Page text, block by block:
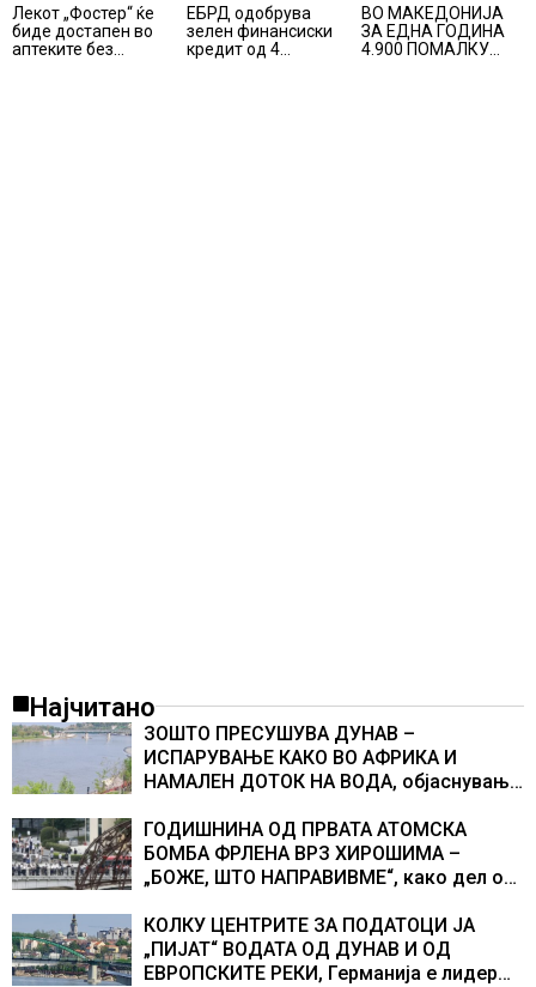
Лекот „Фостер“ ќе
биде достапен во
аптеките без
ЕБРД одобрува
зелен финансиски
кредит од 4
ВО МАКЕДОНИЈА
ЗА ЕДНА ГОДИНА
4.900 ПОМАЛКУ
Најчитано
ЗОШТО ПРЕСУШУВА ДУНАВ –
ИСПАРУВАЊЕ КАКО ВО АФРИКА И
НАМАЛЕН ДОТОК НА ВОДА, објаснување
ГОДИШНИНА ОД ПРВАТА АТОМСКА
БОМБА ФРЛЕНА ВРЗ ХИРОШИМА –
„БОЖЕ, ШТО НАПРАВИВМЕ“, како дел од
учесниците во бомбардирањето го
доживуваа овој настан што го промени
текот на историјата
КОЛКУ ЦЕНТРИТЕ ЗА ПОДАТОЦИ ЈА
„ПИЈАТ“ ВОДАТА ОД ДУНАВ И ОД
ЕВРОПСКИТЕ РЕКИ, Германија е лидер